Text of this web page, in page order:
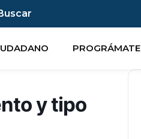
PROGRÁMATE
y tipo